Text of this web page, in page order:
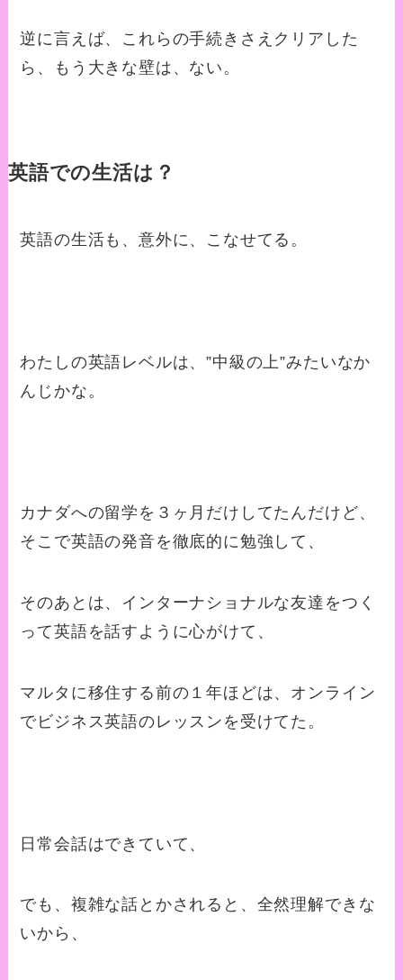
逆に言えば、これらの手続きさえクリアした
ら、もう大きな壁は、ない。
英語での生活は？
英語の生活も、意外に、こなせてる。
わたしの英語レベルは、”中級の上”みたいなか
んじかな。
カナダへの留学を３ヶ月だけしてたんだけど、
そこで英語の発音を徹底的に勉強して、
そのあとは、インターナショナルな友達をつく
って英語を話すように心がけて、
マルタに移住する前の１年ほどは、オンライン
でビジネス英語のレッスンを受けてた。
日常会話はできていて、
でも、複雑な話とかされると、全然理解できな
いから、